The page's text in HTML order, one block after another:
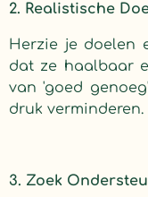
2. Realistische
Herzie je doelen
dat ze haalbaar
van 'goed
druk verminderen.
3. Zoek